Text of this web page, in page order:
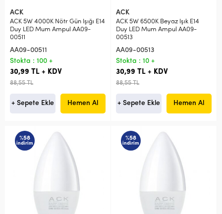
ACK
ACK 5W 4000K Nötr Gün Işığı E14
Duy LED Mum Ampul AA09-
00511
AA09-00511
Stokta : 100 +
30,99 TL + KDV
88,55 TL
+ Sepete Ekle Hemen Al
ACK
ACK 5W 6500K Beyaz Işık E14
Duy LED Mum Ampul AA09-
00513
AA09-00513
Stokta : 10 +
30,99 TL + KDV
88,55 TL
+ Sepete Ekle Hemen Al
%58
indirim
%58
indirim